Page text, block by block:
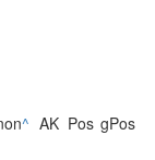
^ AK Pos gPos